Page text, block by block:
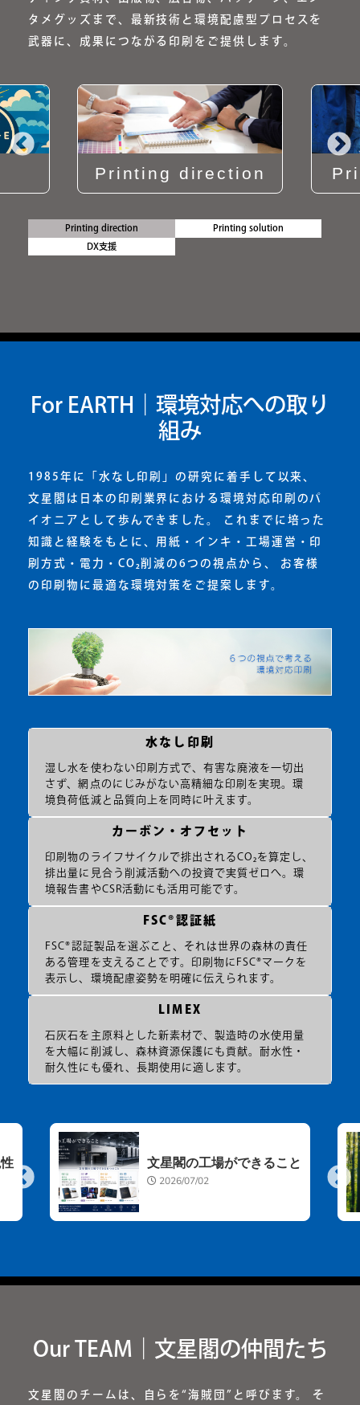
タメグッズまで、最新技術と環境配慮型プロセスを
武器に、成果につながる印刷をご提供します。
Printing direction
Printing direction Printing solution
DX支援
For EARTH｜環境対応への取り
組み
1985年に「水なし印刷」の研究に着手して以来、
文星閣は日本の印刷業界における環境対応印刷のパ
イオニアとして歩んできました。 これまでに培った
知識と経験をもとに、用紙・インキ・工場運営・印
刷方式・電力・CO₂削減の6つの視点から、 お客様
の印刷物に最適な環境対策をご提案します。
水なし印刷
湿し水を使わない印刷方式で、有害な廃液を一切出
さず、網点のにじみがない高精細な印刷を実現。環
境負荷低減と品質向上を同時に叶えます。
カーボン・オフセット
印刷物のライフサイクルで排出されるCO₂を算定し、
排出量に見合う削減活動への投資で実質ゼロへ。環
境報告書やCSR活動にも活用可能です。
FSC®認証紙
FSC®認証製品を選ぶこと、それは世界の森林の責任
ある管理を支えることです。印刷物にFSC®マークを
表示し、環境配慮姿勢を明確に伝えられます。
LIMEX
石灰石を主原料とした新素材で、製造時の水使用量
を大幅に削減し、森林資源保護にも貢献。耐水性・
耐久性にも優れ、長期使用に適します。
文星閣の工場ができること
2026/07/02
Our TEAM｜文星閣の仲間たち
文星閣のチームは、自らを“海賊団”と呼びます。 そ